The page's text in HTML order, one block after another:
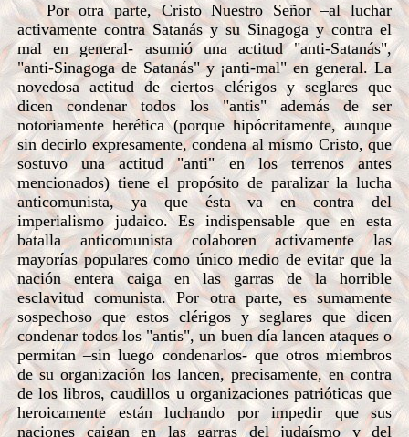
Por otra parte, Cristo Nuestro Señor –al luchar
activamente contra Satanás y su Sinagoga y contra el
mal en general- asumió una actitud "anti-Satanás",
"anti-Sinagoga de Satanás" y ¡anti-mal" en general. La
novedosa actitud de ciertos clérigos y seglares que
dicen condenar todos los "antis" además de ser
notoriamente herética (porque hipócritamente, aunque
sin decirlo expresamente, condena al mismo Cristo, que
sostuvo una actitud "anti" en los terrenos antes
mencionados) tiene el propósito de paralizar la lucha
anticomunista, ya que ésta va en contra del
imperialismo judaico. Es indispensable que en esta
batalla anticomunista colaboren activamente las
mayorías populares como único medio de evitar que la
nación entera caiga en las garras de la horrible
esclavitud comunista. Por otra parte, es sumamente
sospechoso que estos clérigos y seglares que dicen
condenar todos los "antis", un buen día lancen ataques o
permitan –sin luego condenarlos- que otros miembros
de su organización los lancen, precisamente, en contra
de los libros, caudillos u organizaciones patrióticas que
heroicamente están luchando por impedir que sus
naciones caigan en las garras del judaísmo y del